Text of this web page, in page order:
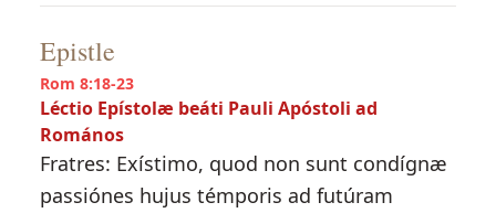
Epistle
Rom 8:18-23
Léctio Epístolæ beáti Pauli Apóstoli ad
Romános
Fratres: Exístimo, quod non sunt condígnæ
passiónes hujus témporis ad futúram